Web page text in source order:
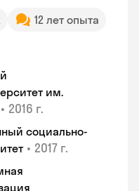
12 лет опыта
им.
• 2016 г.
социально-
• 2017 г.